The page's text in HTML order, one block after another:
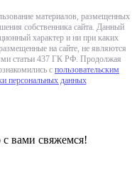
материалов, размещенных
собственника сайта. Данный
характер и ни при каких
на сайте, не являются
статьи 437 ГК РФ. Продолжая
с пользовательским
персональных данных
вами свяжемся!